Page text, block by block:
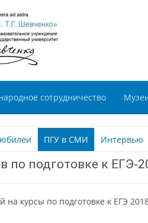
сотрудничество
ПГУ в СМИ Интервью
по подготовке к ЕГЭ-
курсы по подготовке к ЕГЭ